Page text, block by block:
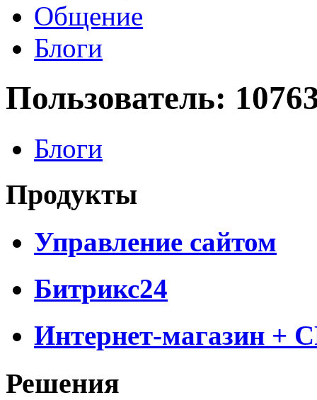
Общение
Блоги
Пользователь:
Блоги
Продукты
Управление сайтом
Битрикс24
Интернет-магазин +
Решения